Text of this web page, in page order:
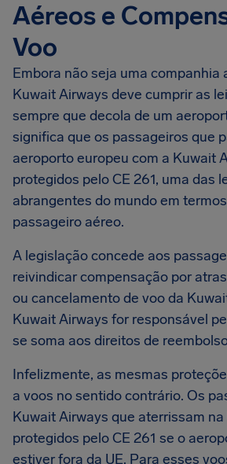
Aéreos e
Voo
Embora não seja uma companhia
Kuwait Airways deve cumprir as
sempre que decola de um
significa que os passageiros que
aeroporto europeu com a Kuwait
protegidos pelo CE 261, uma das
abrangentes do mundo em
passageiro aéreo.
A legislação concede aos
reivindicar compensação por
ou cancelamento de voo da
Kuwait Airways for responsável
se soma aos direitos de
Infelizmente, as mesmas
a voos no sentido contrário. Os
Kuwait Airways que aterrissam na
protegidos pelo CE 261 se o
estiver fora da UE. Para esses